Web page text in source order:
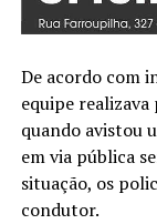
De acordo com
equipe
quando avistou
em via pública
situação, os
condutor.